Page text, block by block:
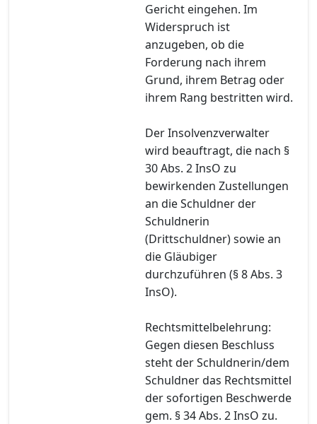
Gericht eingehen. Im
Widerspruch ist
anzugeben, ob die
Forderung nach ihrem
Grund, ihrem Betrag oder
ihrem Rang bestritten wird.
Der Insolvenzverwalter
wird beauftragt, die nach §
30 Abs. 2 InsO zu
bewirkenden Zustellungen
an die Schuldner der
Schuldnerin
(Drittschuldner) sowie an
die Gläubiger
durchzuführen (§ 8 Abs. 3
InsO).
Rechtsmittelbelehrung:
Gegen diesen Beschluss
steht der Schuldnerin/dem
Schuldner das Rechtsmittel
der sofortigen Beschwerde
gem. § 34 Abs. 2 InsO zu.